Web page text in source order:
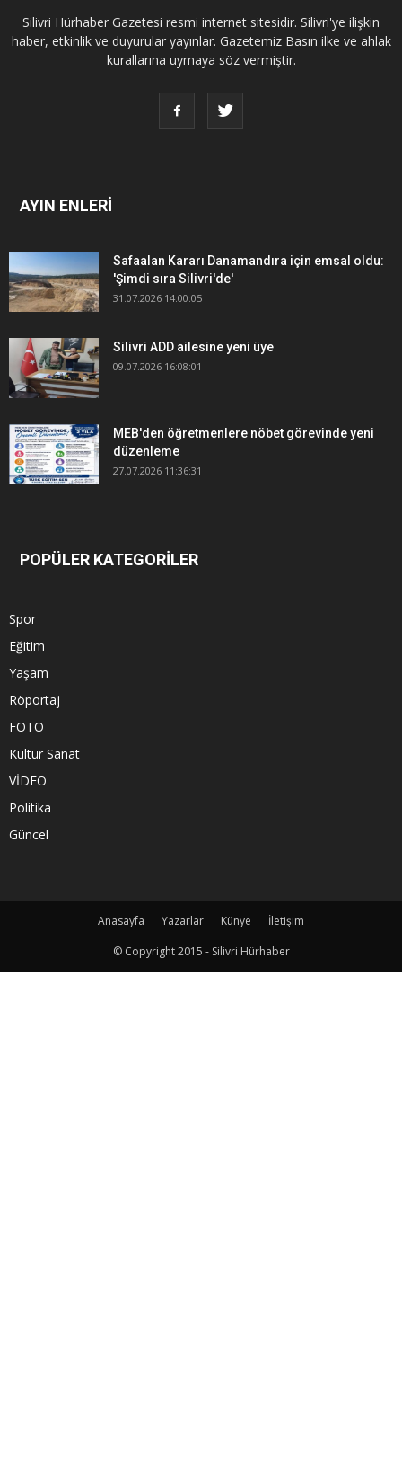
Silivri Hürhaber Gazetesi resmi internet sitesidir. Silivri'ye ilişkin
haber, etkinlik ve duyurular yayınlar. Gazetemiz Basın ilke ve ahlak
kurallarına uymaya söz vermiştir.
AYIN ENLERİ
Safaalan Kararı Danamandıra için emsal oldu:
'Şimdi sıra Silivri'de'
31.07.2026 14:00:05
Silivri ADD ailesine yeni üye
09.07.2026 16:08:01
MEB'den öğretmenlere nöbet görevinde yeni
düzenleme
27.07.2026 11:36:31
POPÜLER KATEGORİLER
Spor
Eğitim
Yaşam
Röportaj
FOTO
Kültür Sanat
VİDEO
Politika
Güncel
Anasayfa Yazarlar Künye
İletişim
© Copyright 2015 - Silivri Hürhaber